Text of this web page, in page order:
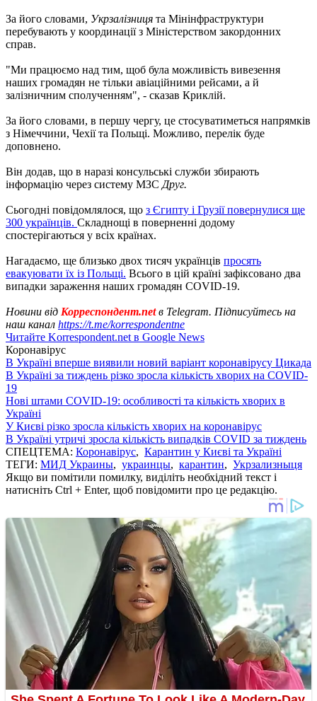
За його словами, Укрзалізниця та Мінінфраструктури
перебувають у координації з Міністерством закордонних
справ.
"Ми працюємо над тим, щоб була можливість вивезення
наших громадян не тільки авіаційними рейсами, а й
залізничним сполученням", - сказав Криклій.
За його словами, в першу чергу, це стосуватиметься напрямків
з Німеччини, Чехії та Польщі. Можливо, перелік буде
доповнено.
Він додав, що в наразі консульські служби збирають
інформацію через систему МЗС Друг.
Сьогодні повідомлялося, що з Єгипту і Грузії повернулися ще
300 українців. Складнощі в поверненні додому
спостерігаються у всіх країнах.
Нагадаємо, ще близько двох тисяч українців просять
евакуювати їх із Польщі. Всього в цій країні зафіксовано два
випадки зараження наших громадян COVID-19.
Новини від Корреспондент.netв Telegram. Підписуйтесь на
наш канал https://t.me/korrespondentne
Читайте Korrespondent.net в Google News
Коронавірус
В Україні вперше виявили новий варіант коронавірусу Цикада
В Україні за тиждень різко зросла кількість хворих на COVID-
19
Нові штами COVID-19: особливості та кількість хворих в
Україні
У Києві різко зросла кількість хворих на коронавірус
В Україні утричі зросла кількість випадків COVID за тиждень
СПЕЦТЕМА: Коронавірус, Карантин у Києві та Україні
ТЕГИ: МИД Украины, украинцы, карантин, Укрзализныця
Якщо ви помітили помилку, виділіть необхідний текст і
натисніть Ctrl + Enter, щоб повідомити про це редакцію.